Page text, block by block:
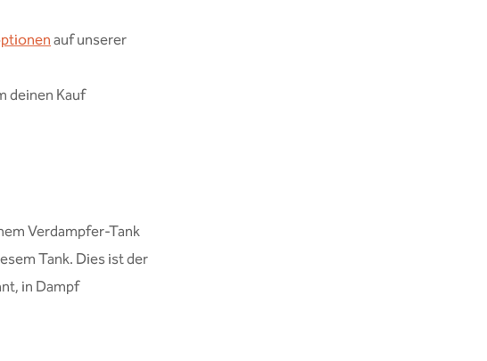
auf unserer
deinen Kauf
Verdampfer-Tank
Tank. Dies ist der
in Dampf